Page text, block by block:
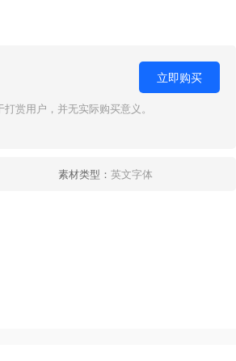
立即购买
赏用户，并无实际购买意义。
素材类型： 英文字体